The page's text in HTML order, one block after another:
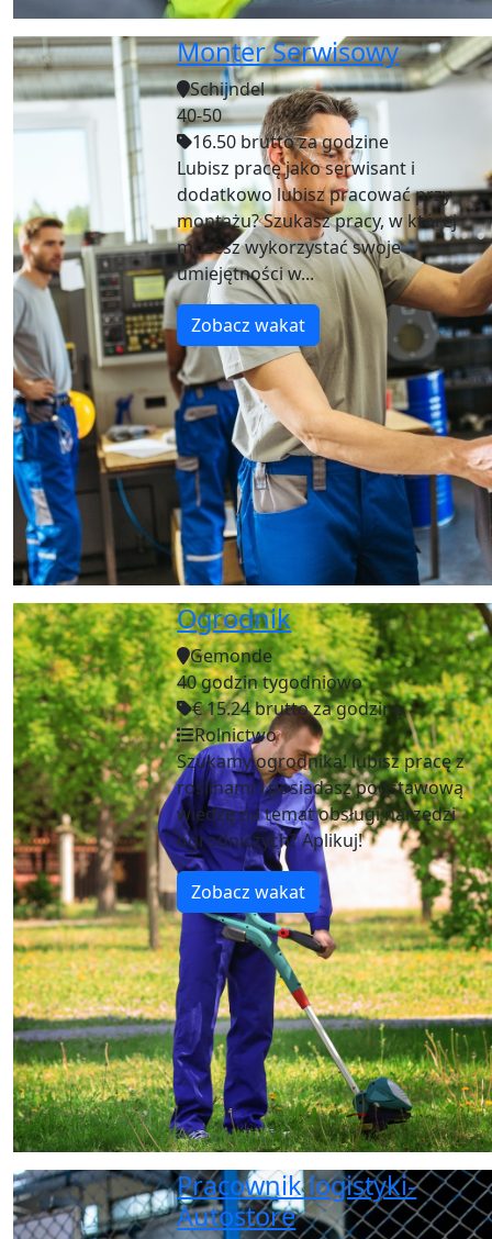
Monter Serwisowy
Schijndel
40-50
16.50 brutto za godzine
Lubisz pracę jako serwisant i
dodatkowo lubisz pracować przy
montażu? Szukasz pracy, w której
możesz wykorzystać swoje
umiejętności w...
Zobacz wakat
Ogrodnik
Gemonde
40 godzin tygodniowo
€ 15.24 brutto za godzinę
Rolnictwo
Szukamy ogrodnika! lubisz pracę z
roślinami i posiadasz podstawową
wiedzę na temat obsługi narzędzi
ogrodniczych? Aplikuj!
Zobacz wakat
Pracownik logistyki-
Autostore